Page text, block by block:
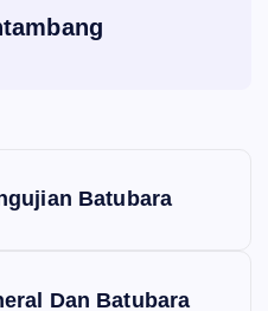
Batubara
Dan Batubara